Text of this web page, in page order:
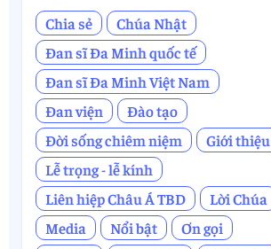
Chia sẻ
Chúa Nhật
Đan sĩ Đa Minh quốc tế
Đan sĩ Đa Minh Việt Nam
Đan viện
Đào tạo
Đời sống chiêm niệm
Giới thiệu
Lễ trọng - lễ kính
Liên hiệp Châu Á TBD
Lời Chúa
Media
Nổi bật
Ơn gọi